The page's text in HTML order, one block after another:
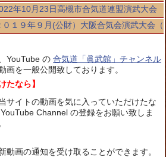
年10月23日高槻市合気道連盟演武大会
０１９年９月(公財）大阪合気会演武大会
YouTube の 合気道「眞武館」チャンネル
画を一般公開致しております。
たなら】
サイトの動画を気に入っていただけたな
Channel の登録をお願い致しま
動画の通知を受け取ることができます。